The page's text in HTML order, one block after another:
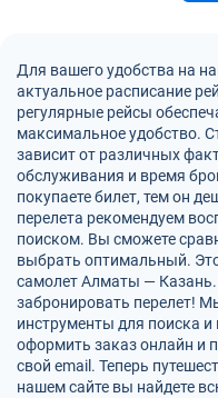
Для вашего удобства на
актуальное расписание
регулярные рейсы
максимальное удобство.
зависит от различных
обслуживания и время
покупаете билет, тем он
перелета рекомендуем
поиском. Вы сможете
выбрать оптимальный.
самолет Алматы — Казань.
забронировать перелет!
инструменты для поиска
оформить заказ онлайн и
свой email. Теперь
нашем сайте вы найдете